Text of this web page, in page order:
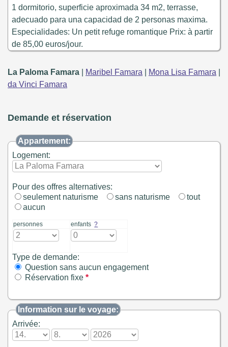
1 dormitorio, superficie aproximada 34 m2, terrasse,
adecuado para una capacidad de 2 personas maxima.
Especialidades: Un petit refuge romantique Prix: à partir
de 85,00 euros/jour.
La Paloma Famara Maribel Famara Mona Lisa Famara
da Vinci Famara
Demande et réservation
Appartement:
Logement:
Pour des offres alternatives:
seulement naturisme
sans naturisme
tout
aucun
personnes enfants?
Type de demande:
Question sans aucun engagement
Réservation fixe*
Information sur le voyage:
Arrivée: